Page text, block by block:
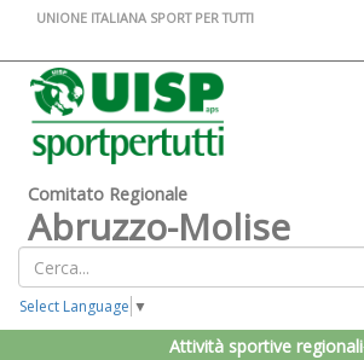
UNIONE ITALIANA SPORT PER TUTTI
Comitato Regionale
Abruzzo-Molise
Select Language ▼
Attività sportive regionali